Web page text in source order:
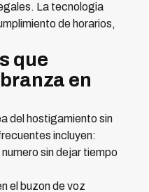
La tecnologia
de horarios,
que
en
del hostigamiento sin
incluyen:
sin dejar tiempo
el buzon de voz